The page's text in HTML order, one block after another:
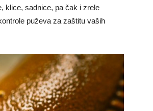
klice, sadnice, pa čak i zrele
puževa za zaštitu vaših